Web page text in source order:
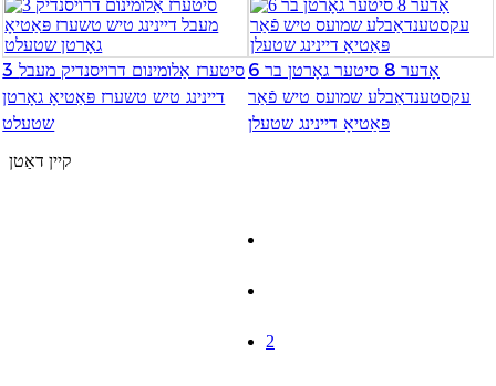
Xhosa
Latin
3 סיטערז אַלומינום דרויסנדיק מעבל
דיינינג טיש טשערז פּאַטיאָ גאָרטן
שטעלט
6 אָדער 8 סיטער גאָרטן בר
עקסטענדאַבלע שמועס טיש פֿאַר
פּאַטיאָ דיינינג שטעלן
קיין דאַטן
2